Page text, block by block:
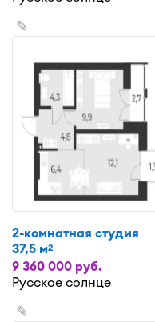
✎
2-комнатная студия
37,5 м2
9 360 000 руб.
Русское солнце
✎